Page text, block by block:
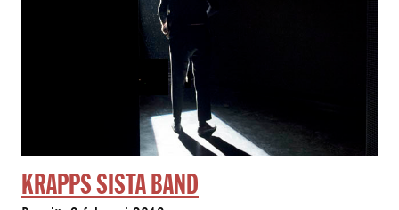
KRAPPS SISTA BAND